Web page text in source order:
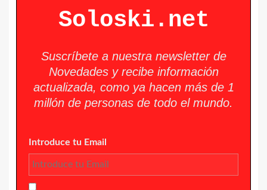
Soloski.net
Suscríbete a nuestra newsletter de
Novedades y recibe información
actualizada, como ya hacen más de 1
millón de personas de todo el mundo.
Introduce tu Email